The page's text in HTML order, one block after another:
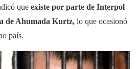
que existe por parte de Interpol
de Ahumada Kurtz, lo que ocasionó
país.